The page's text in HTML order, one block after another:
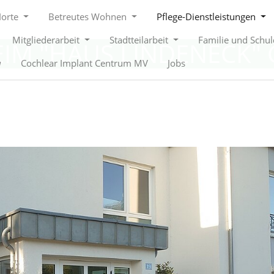
Betreutes Wohnen Pflege-Dienstleistungen
Mitgliederarbeit Stadtteilarbeit Familie und
Cochlear Implant Centrum MV Jobs
"HAUS LINDENECK"